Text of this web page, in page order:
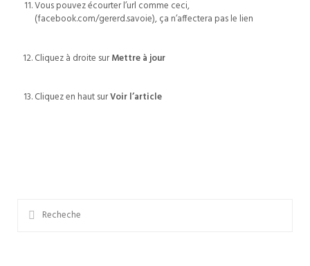
Vous pouvez écourter l’url comme ceci,
(facebook.com/gererd.savoie), ça n’affectera pas le lien
Cliquez à droite surMettre à jour
Cliquez en haut surVoir l’article